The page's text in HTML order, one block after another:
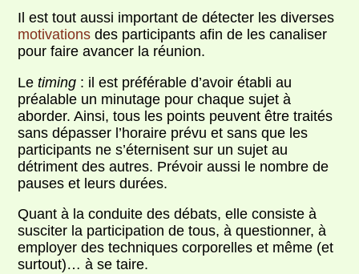
Il est tout aussi important de détecter les diverses
motivations des participants afin de les canaliser
pour faire avancer la réunion.
Letiming : il est préférable d’avoir établi au
préalable un minutage pour chaque sujet à
aborder. Ainsi, tous les points peuvent être traités
sans dépasser l’horaire prévu et sans que les
participants ne s’éternisent sur un sujet au
détriment des autres. Prévoir aussi le nombre de
pauses et leurs durées.
Quant à la conduite des débats, elle consiste à
susciter la participation de tous, à questionner, à
employer des techniques corporelles et même (et
surtout)… à se taire.